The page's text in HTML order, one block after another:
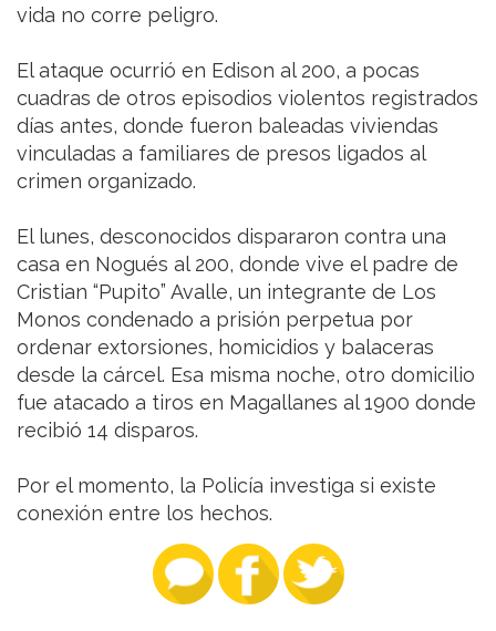
vida no corre peligro.
El ataque ocurrió en Edison al 200, a pocas
cuadras de otros episodios violentos registrados
días antes, donde fueron baleadas viviendas
vinculadas a familiares de presos ligados al
crimen organizado.
El lunes, desconocidos dispararon contra una
casa en Nogués al 200, donde vive el padre de
Cristian “Pupito” Avalle, un integrante de Los
Monos condenado a prisión perpetua por
ordenar extorsiones, homicidios y balaceras
desde la cárcel. Esa misma noche, otro domicilio
fue atacado a tiros en Magallanes al 1900 donde
recibió 14 disparos.
Por el momento, la Policía investiga si existe
conexión entre los hechos.